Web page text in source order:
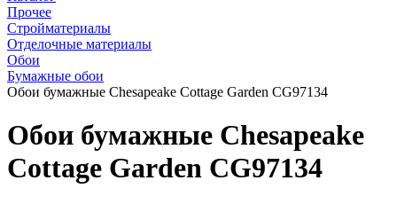
Прочее
Стройматериалы
Отделочные материалы
Обои
Бумажные обои
Обои бумажные Chesapeake Cottage Garden CG97134
Обои бумажные Chesapeake
Cottage Garden CG97134